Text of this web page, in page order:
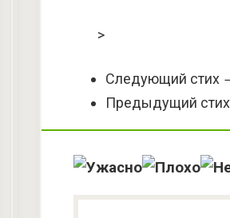
>
Следующий стих
Предыдущий